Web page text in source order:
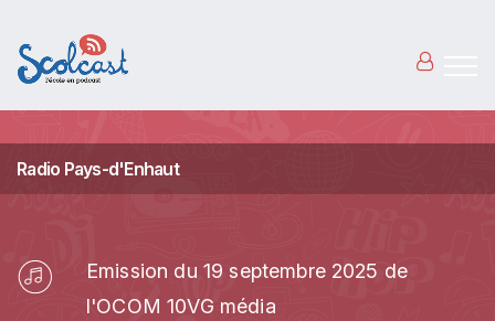
Radio Pays-d'Enhaut
Emission du 19 septembre 2025 de
l'OCOM 10VG média